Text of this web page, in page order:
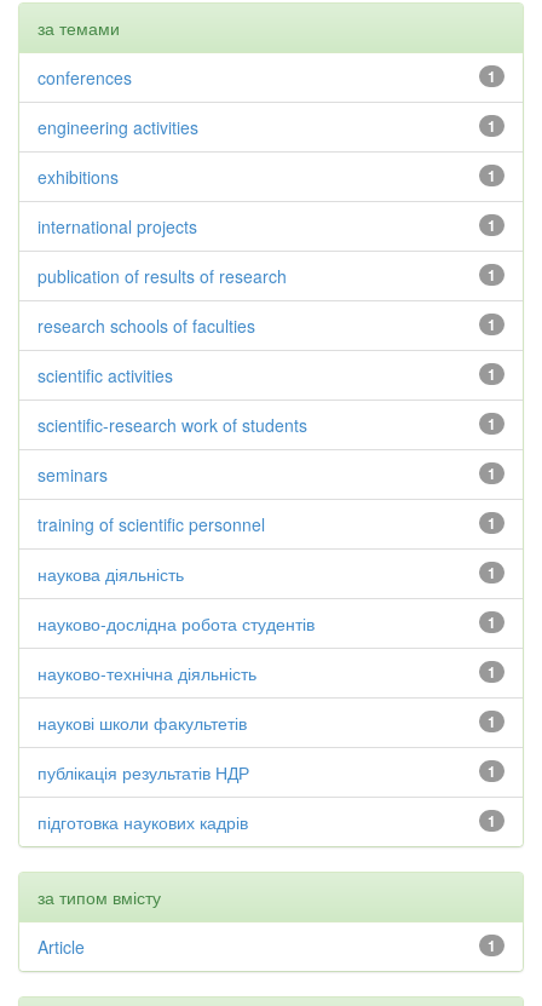
за темами
1
conferences
1
engineering activities
1
exhibitions
1
international projects
1
publication of results of research
1
research schools of faculties
1
scientific activities
1
scientific-research work of students
1
seminars
1
training of scientific personnel
1
наукова діяльність
1
науково-дослідна робота студентів
1
науково-технічна діяльність
1
наукові школи факультетів
1
публікація результатів НДР
1
підготовка наукових кадрів
за типом вмісту
1
Article